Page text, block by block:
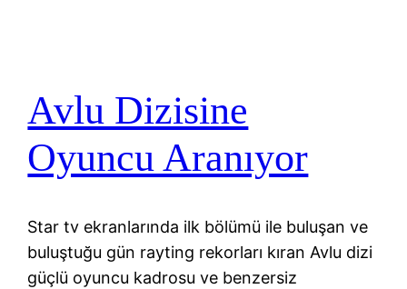
Avlu Dizisine
Oyuncu Aranıyor
Star tv ekranlarında ilk bölümü ile buluşan ve
buluştuğu gün rayting rekorları kıran Avlu dizi
güçlü oyuncu kadrosu ve benzersiz